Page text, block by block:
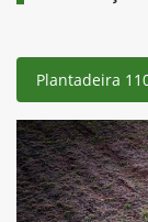
Plantadeira